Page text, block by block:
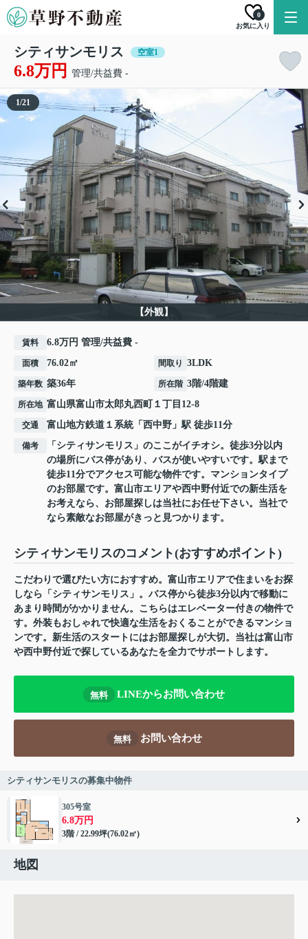
お気に入り
0
シティサンモリス 空室1
6.8万円 管理/共益費 -
【外観】
1/21
賃料 6.8万円 管理/共益費 -
面積 76.02㎡ 間取り 3LDK
築年数 築36年 所在階 3階/4階建
所在地 富山県富山市太郎丸西町 １丁目12-8
交通 富山地方鉄道１系統「 西中野 」駅 徒歩11分
備考
「シティサンモリス」のここがイチオシ。徒歩3分以内
の場所にバス停があり、バスが使いやすいです。駅まで
徒歩11分でアクセス可能な物件です。マンションタイプ
のお部屋です。富山市エリアや西中野付近での新生活を
お考えなら、お部屋探しは当社にお任せ下さい。当社で
なら素敵なお部屋がきっと見つかります。
シティサンモリスのコメント(おすすめポイント)
こだわりで選びたい方におすすめ。富山市エリアで住まいをお探
しなら「シティサンモリス」。バス停から徒歩3分以内で移動に
あまり時間がかかりません。こちらはエレベーター付きの物件で
す。外装もおしゃれで快適な生活をおくることができるマンショ
ンです。新生活のスタートにはお部屋探しが大切。当社は富山市
や西中野付近で探しているあなたを全力でサポートします。
無料 LINEからお問い合わせ
無料 お問い合わせ
シティサンモリスの募集中物件
305号室
6.8万円
3階 / 22.99坪(76.02㎡)
地図